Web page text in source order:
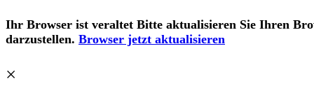
Ihr Browser ist veraltet Bitte aktualisieren Sie Ihren
darzustellen. Browser jetzt aktualisieren
×